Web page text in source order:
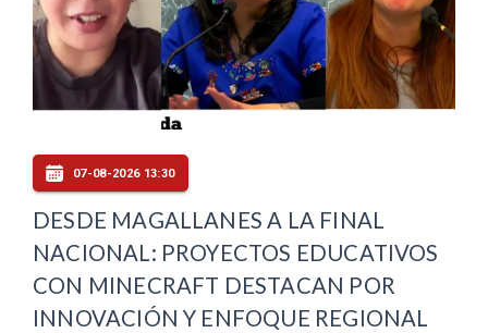
07-08-2026 13:30
DESDE MAGALLANES A LA FINAL
NACIONAL: PROYECTOS EDUCATIVOS
CON MINECRAFT DESTACAN POR
INNOVACIÓN Y ENFOQUE REGIONAL